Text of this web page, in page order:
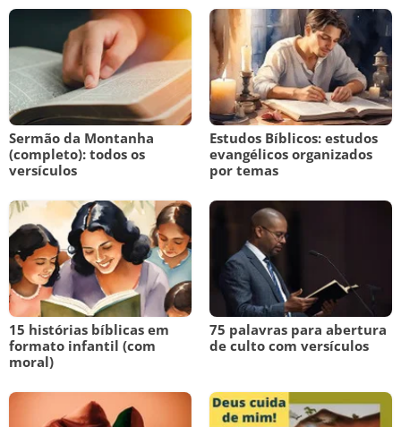
Sermão da Montanha
(completo): todos os
versículos
Estudos Bíblicos: estudos
evangélicos organizados
por temas
15 histórias bíblicas em
formato infantil (com
moral)
75 palavras para abertura
de culto com versículos